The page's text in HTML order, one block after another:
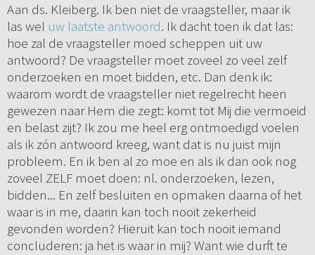
Aan ds. Kleiberg. Ik ben niet de vraagsteller, maar ik
las wel uw laatste antwoord. Ik dacht toen ik dat las:
hoe zal de vraagsteller moed scheppen uit uw
antwoord? De vraagsteller moet zoveel zo veel zelf
onderzoeken en moet bidden, etc. Dan denk ik:
waarom wordt de vraagsteller niet regelrecht heen
gewezen naar Hem die zegt: komt tot Mij die vermoeid
en belast zijt? Ik zou me heel erg ontmoedigd voelen
als ik zón antwoord kreeg, want dat is nu juist mijn
probleem. En ik ben al zo moe en als ik dan ook nog
zoveel ZELF moet doen: nl. onderzoeken, lezen,
bidden... En zelf besluiten en opmaken daarna of het
waar is in me, daarin kan toch nooit zekerheid
gevonden worden? Hieruit kan toch nooit iemand
concluderen: ja het is waar in mij? Want wie durft te